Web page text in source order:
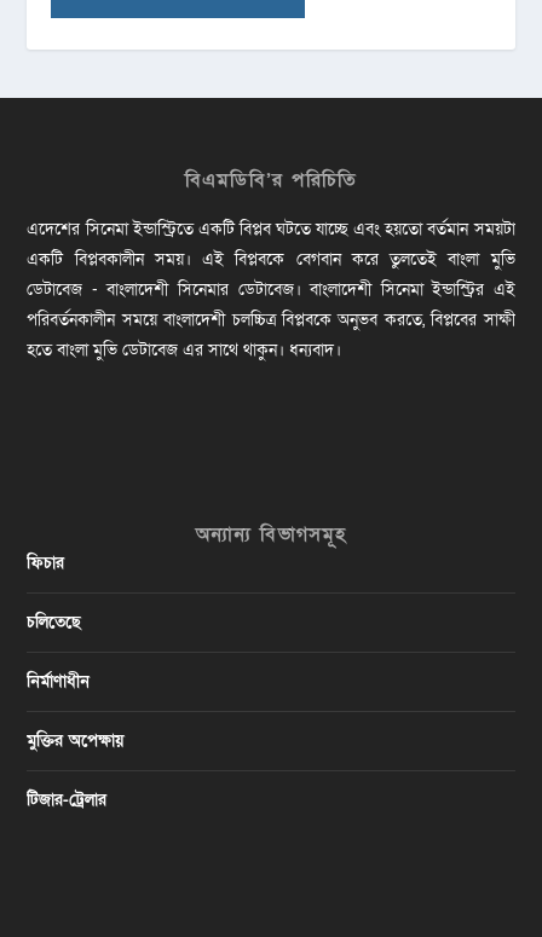
বিএমডিবি’র পরিচিতি
এদেশের সিনেমা ইন্ডাস্ট্রিতে একটি বিপ্লব ঘটতে যাচ্ছে এবং হয়তো বর্তমান সময়টা
একটি বিপ্লবকালীন সময়। এই বিপ্লবকে বেগবান করে তুলতেই বাংলা মুভি
ডেটাবেজ - বাংলাদেশী সিনেমার ডেটাবেজ। বাংলাদেশী সিনেমা ইন্ডাস্ট্রির এই
পরিবর্তনকালীন সময়ে বাংলাদেশী চলচ্চিত্র বিপ্লবকে অনুভব করতে, বিপ্লবের সাক্ষী
হতে বাংলা মুভি ডেটাবেজ এর সাথে থাকুন। ধন্যবাদ।
অন্যান্য বিভাগসমূহ
ফিচার
চলিতেছে
নির্মাণাধীন
মুক্তির অপেক্ষায়
টিজার-ট্রেলার